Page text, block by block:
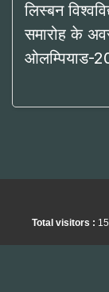
लिस्बन
समारोह के
ओलम्पियाड-
Total visitors :